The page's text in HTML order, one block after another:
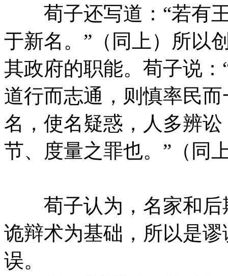
荀子还写道：“若有王
于新名。”（同上）所以
其政府的职能。荀子说
道行而志通，则慎率民
名，使名疑惑，人多辨
节、度量之罪也。”（同
荀子认为，名家和后
诡辩术为基础，所以是
误。